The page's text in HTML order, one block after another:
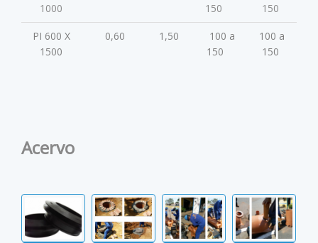
1000
150
150
PI 600 X
1500
0,60 1,50
100 a
150
100 a
150
Acervo